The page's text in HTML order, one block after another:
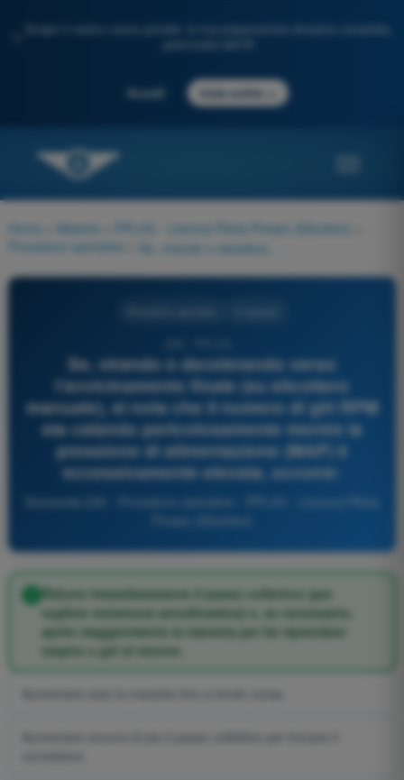
Scopri il nostro nuovo portale: la tua preparazione d'esame completa,
Accedi Inizia subito
Home Materie PPL(H) - Licenza Pilota Privato (Elicotteri)
Procedure operative
Se, virando o decelerando verso
l'avvicinamento finale (su elicottero
manuale), si nota che il numero di giri RPM
sta calando pericolosamente mentre la
pressione di alimentazione (MAP) è
eccessivamente elevata, occorre:
Ridurre immediatamente il passo collettivo (per
togliere resistenza aerodinamica) e, se necessario,
aprire maggiormente la manetta per far riprendere
respiro e giri al motore.